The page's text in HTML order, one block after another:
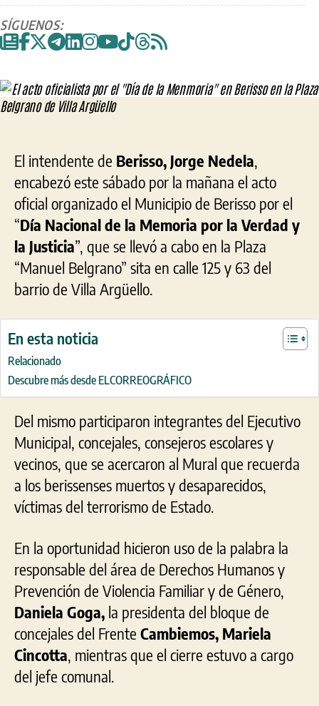
entrada
entrada
de
Berisso
en
la
Plaza
Belgrano
de
Villa
Argüello
SÍGUENOS:
El intendente de Berisso, Jorge Nedela
encabezó este sábado por la mañana el acto
oficial organizado el Municipio de Berisso por el
“Día Nacional de la Memoria por la Verdad y
la Justicia”, que se llevó a cabo en la Plaza
“Manuel Belgrano” sita en calle 125 y 63 del
barrio de Villa Argüello.
En esta noticia
Relacionado
Descubre más desde ELCORREOGRÁFICO
Del mismo participaron integrantes del Ejecutivo
Municipal, concejales, consejeros escolares y
vecinos, que se acercaron al Mural que recuerda
a los berissenses muertos y desaparecidos,
víctimas del terrorismo de Estado.
En la oportunidad hicieron uso de la palabra la
responsable del área de Derechos Humanos y
Prevención de Violencia Familiar y de Género,
Daniela Goga, la presidenta del bloque de
concejales del Frente Cambiemos, Mariela
Cincotta , mientras que el cierre estuvo a cargo
del jefe comunal.